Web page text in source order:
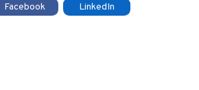
Facebook
LinkedIn